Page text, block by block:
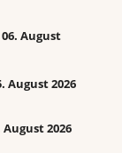
August
August 2026
2026